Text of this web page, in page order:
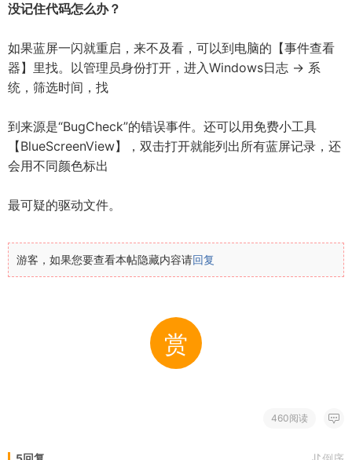
没记住代码怎么办？
如果蓝屏一闪就重启，来不及看，可以到电脑的【事件查看
器】里找。以管理员身份打开，进入Windows日志 → 系
统，筛选时间，找
到来源是“BugCheck”的错误事件。还可以用免费小工具
【BlueScreenView】，双击打开就能列出所有蓝屏记录，还
会用不同颜色标出
最可疑的驱动文件。
游客，如果您要查看本帖隐藏内容请回复
赏
460阅读